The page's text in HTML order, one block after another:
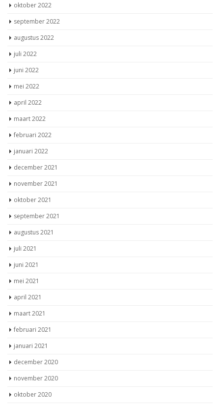
oktober 2022
september 2022
augustus 2022
juli 2022
juni 2022
mei 2022
april 2022
maart 2022
februari 2022
januari 2022
december 2021
november 2021
oktober 2021
september 2021
augustus 2021
juli 2021
juni 2021
mei 2021
april 2021
maart 2021
februari 2021
januari 2021
december 2020
november 2020
oktober 2020